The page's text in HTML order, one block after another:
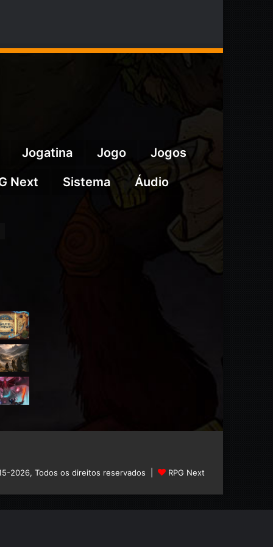
Jogatina Jogo
Jogos
Next Sistema Áudio
2026, Todos os direitos reservados |
RPG Next